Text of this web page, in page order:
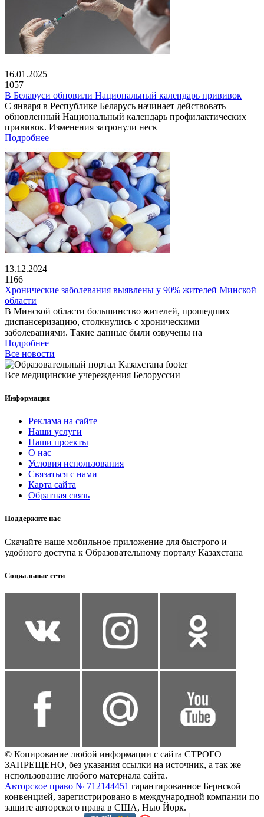
16.01.2025
1057
В Беларуси обновили Национальный календарь прививок
С января в Республике Беларусь начинает действовать
обновленный Национальный календарь профилактических
прививок. Изменения затронули неск
Подробнее
13.12.2024
1166
Хронические заболевания выявлены у 90% жителей Минской
области
В Минской области большинство жителей, прошедших
диспансеризацию, столкнулись с хроническими
заболеваниями. Такие данные были озвучены на
Подробнее
Все новости
Все медицинские учереждения Белоруссии
Информация
Реклама на сайте
Наши услуги
Наши проекты
О нас
Условия использования
Связаться с нами
Карта сайта
Обратная связь
Поддержите нас
Скачайте наше мобильное приложение для быстрого и
удобного доступа к Образовательному порталу Казахстана
Социальные сети
© Копирование любой информации с сайта СТРОГО
ЗАПРЕЩЕНО, без указания ссылки на источник, а так же
использование любого материала сайта.
Авторское право № 712144451 гарантированное Бернской
конвенцией, зарегистрировано в международной компании по
защите авторского права в США, Нью Йорк.